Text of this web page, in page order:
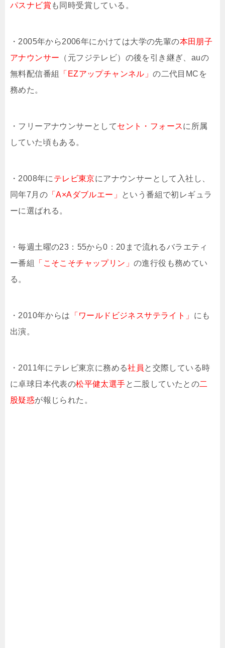
パスナビ賞 も同時受賞している。
・2005年から2006年にかけては大学の先輩の本田朋子
アナウンサー （元フジテレビ）の後を引き継ぎ、auの
無料配信番組
「EZアップチャンネル」の二代目MCを
務めた。
・フリーアナウンサーとしてセント・フォースに所属
していた頃もある。
・2008年に テレビ東京にアナウンサーとして入社し、
同年7月の 「A×Aダブルエー」
という番組で初レギュラ
ーに選ばれる。
・毎週土曜の23：55から0：20まで流れるバラエティ
ー番組
「こそこそチャップリン」の進行役も務めてい
る。
・2010年からは 「ワールドビジネスサテライト」 にも
出演。
・2011年にテレビ東京に務める社員 と交際している時
に卓球日本代表の松平健太選手と二股していたとの二
股疑惑が報じられた。